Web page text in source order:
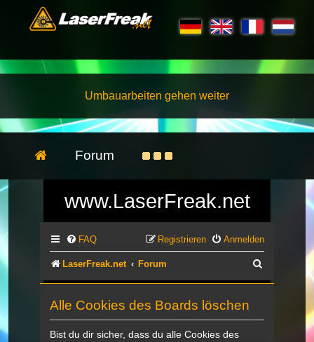
Umbauarbeiten gehen weiter
Forum
www.LaserFreak.net
FAQ Anmelden
Registrieren
LaserFreak.net Forum
Alle Cookies des Boards löschen
Bist du dir sicher, dass du alle Cookies des